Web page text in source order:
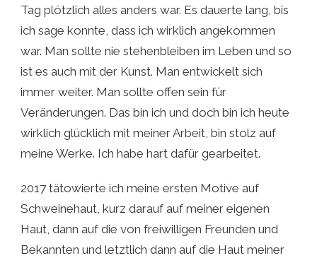
Tag plötzlich alles anders war. Es dauerte lang, bis
ich sage konnte, dass ich wirklich angekommen
war. Man sollte nie stehenbleiben im Leben und so
ist es auch mit der Kunst. Man entwickelt sich
immer weiter. Man sollte offen sein für
Veränderungen. Das bin ich und doch bin ich heute
wirklich glücklich mit meiner Arbeit, bin stolz auf
meine Werke. Ich habe hart dafür gearbeitet.
2017 tätowierte ich meine ersten Motive auf
Schweinehaut, kurz darauf auf meiner eigenen
Haut, dann auf die von freiwilligen Freunden und
Bekannten und letztlich dann auf die Haut meiner